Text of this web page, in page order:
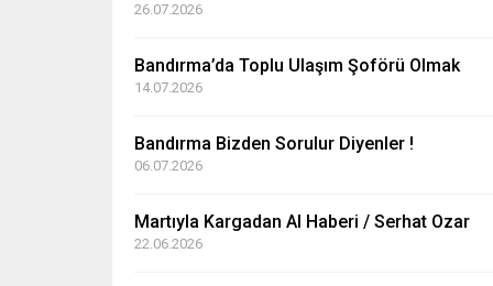
26.07.2026
Bandırma’da Toplu Ulaşım Şoförü Olmak
14.07.2026
Bandırma Bizden Sorulur Diyenler !
06.07.2026
Martıyla Kargadan Al Haberi / Serhat Ozar
22.06.2026